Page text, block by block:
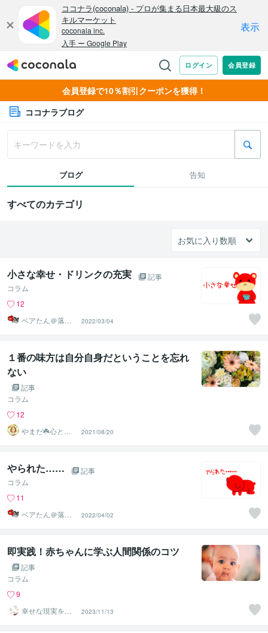
会員登録で10％割引クーポンを獲得！
ココナラブログ
ブログ 告知
すべてのカテゴリ
小さな幸せ・ドリンクの充実
記事
コラム
12
ベアたん＠落書
きイラストレー
ター
2022/03/04
１番の味方は自分自身だということを忘れ
ない
記事
コラム
12
やまだ☘️心と頭
がスッキリ整う
サロン
2021/08/20
やられた……
記事
コラム
11
ベアたん＠落書
きイラストレー
ター
2022/04/02
即実践！赤ちゃんに学ぶ人間関係のコツ
記事
コラム
9
幸せな現実を育
むセラピストpo
nomeg
2023/11/13